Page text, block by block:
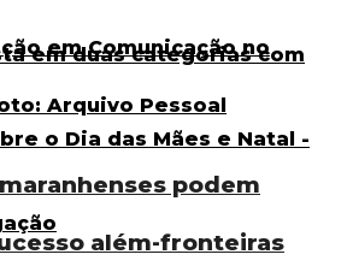
podem
além-fronteiras